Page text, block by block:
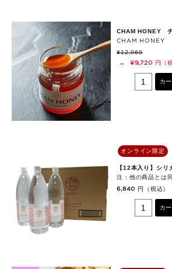
CHAM HONEY
CHAM HONEY
¥12,960
→
¥9,720 円（
カ
オンライン限定
【12本入り】シ
注：他の商品とは
6,840 円（税込）
カ